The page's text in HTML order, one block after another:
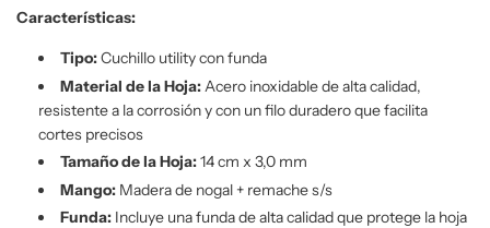
Características:
Tipo:Cuchillo utility con funda
Material de la Hoja: Acero inoxidable de alta calidad,
resistente a la corrosión y con un filo duradero que facilita
cortes precisos
Tamaño de la Hoja:14 cm x 3,0 mm
Mango: Madera de nogal + remache s/s
Funda: Incluye una funda de alta calidad que protege la hoja